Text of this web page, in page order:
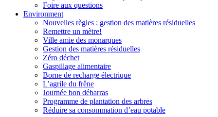
Foire aux questions
Environment
Nouvelles règles : gestion des matières résiduelles
Remettre un mètre!
Ville amie des monarques
Gestion des matières résiduelles
Zéro déchet
Gaspillage alimentaire
Borne de recharge électrique
L’agrile du frêne
Journée bon débarras
Programme de plantation des arbres
Réduire sa consommation d’eau potable